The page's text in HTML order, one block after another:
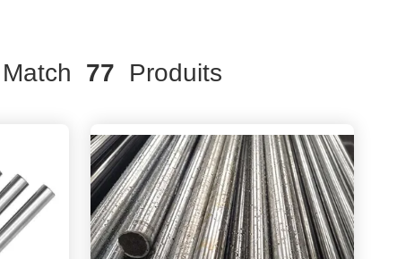
Match 77 Produits